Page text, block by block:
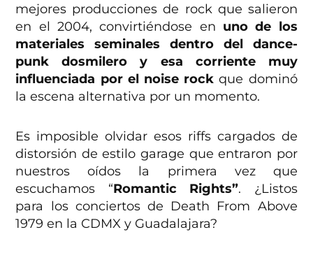
mejores producciones de rock que salieron
en el 2004, convirtiéndose en uno de los
materiales seminales dentro del dance-
punk dosmilero y esa corriente muy
influenciada por el noise rock que dominó
la escena alternativa por un momento.
Es imposible olvidar esos riffs cargados de
distorsión de estilo garage que entraron por
nuestros oídos la primera vez que
escuchamos “Romantic Rights”. ¿Listos
para los conciertos de Death From Above
1979 en la CDMX y Guadalajara?